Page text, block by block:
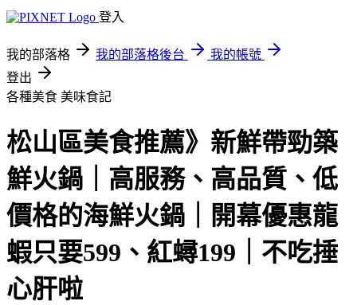
登入
我的部落格 我的部落格後台
我的帳號
登出
各種美食 美味食記
松山區美食推薦》新鮮帶勁築
鮮火鍋｜高服務、高品質、低
價格的海鮮火鍋｜開幕優惠龍
蝦只要599、紅蟳199｜不吃捶
心肝啦